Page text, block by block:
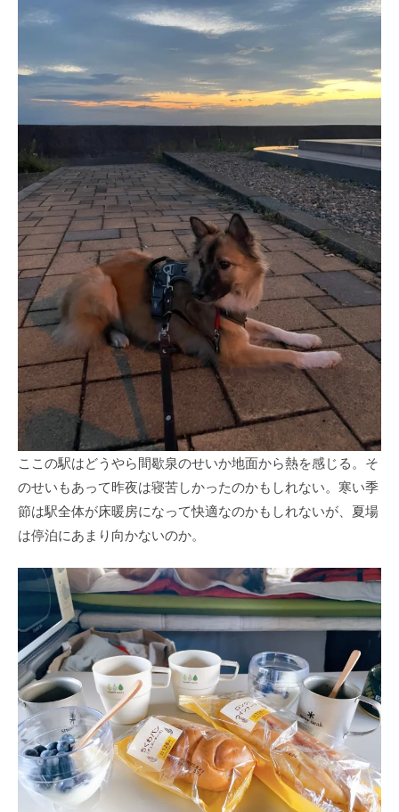
ここの駅はどうやら間歇泉のせいか地面から熱を感じる。そ
のせいもあって昨夜は寝苦しかったのかもしれない。寒い季
節は駅全体が床暖房になって快適なのかもしれないが、夏場
は停泊にあまり向かないのか。